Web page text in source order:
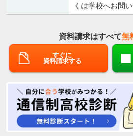
くは学校へお問
資料請求はすべて無
すぐに
資料請求する